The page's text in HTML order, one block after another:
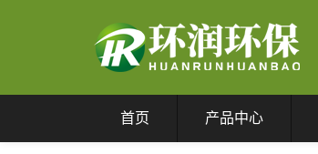
首页 产品中心